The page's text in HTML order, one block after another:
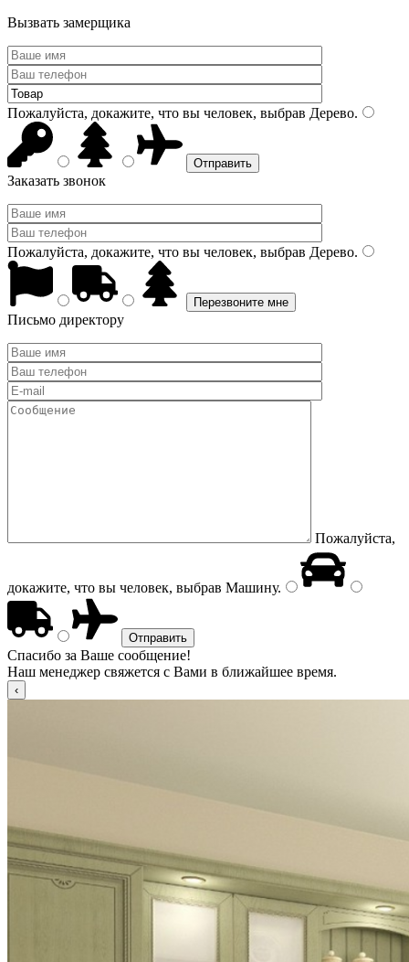
Вызвать замерщика
Пожалуйста, докажите, что вы человек, выбрав Дерево.
Заказать звонок
Пожалуйста, докажите, что вы человек, выбрав Дерево.
Письмо директору
Пожалуйста,
докажите, что вы человек, выбрав Машину.
Спасибо за Ваше сообщение!
Наш менеджер свяжется с Вами в ближайшее время.